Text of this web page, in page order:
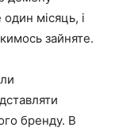
місяць, і
зайняте.
бренду. В